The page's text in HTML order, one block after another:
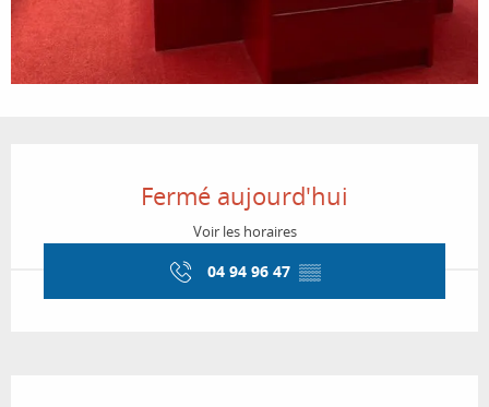
Fermé aujourd'hui
Voir les horaires
04 94 96 47 ▒▒